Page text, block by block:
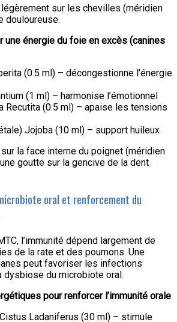
sur les chevilles (méridien
douloureuse.
une énergie du foie en excès (canines
(0.5 ml) – décongestionne l’énergie
(1 ml) – harmonise l’émotionnel
Recutita (0.5 ml) – apaise les tensions
Jojoba (10 ml) – support huileux
la face interne du poignet (méridien
goutte sur la gencive de la dent
oral et renforcement du
l’immunité dépend largement de
de la rate et des poumons. Une
peut favoriser les infections
dysbiose du microbiote oral.
pour renforcer l’immunité orale
Ladaniferus (30 ml) – stimule